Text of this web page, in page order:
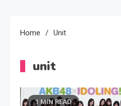
Home Unit
unit
1 MIN READ